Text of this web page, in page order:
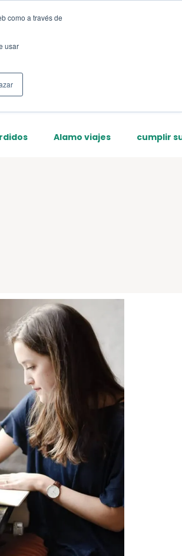
como a través de
usar
Alamo viajes cumplir